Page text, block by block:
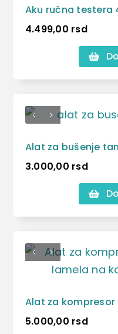
Aku ručna testera
4.499,00 rsd
Alat za bušenje
3.000,00 rsd
Alat za kompresor
5.000,00 rsd